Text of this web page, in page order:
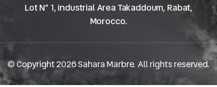
Lot N° 1, industrial Area Takaddoum, Rabat,
Morocco.
© Copyright 2026 Sahara Marbre. All rights reserved.